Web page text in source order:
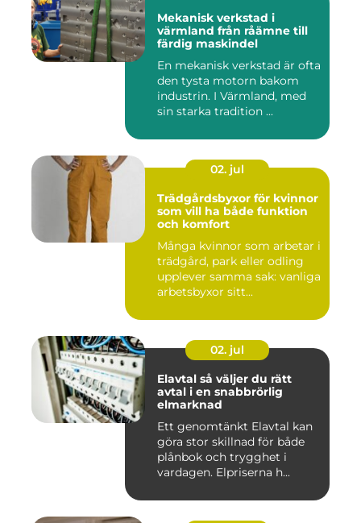
Mekanisk verkstad i
värmland från råämne till
färdig maskindel
En mekanisk verkstad är ofta
den tysta motorn bakom
industrin. I Värmland, med
sin starka tradition ...
02. jul
Trädgårdsbyxor för kvinnor
som vill ha både funktion
och komfort
Många kvinnor som arbetar i
trädgård, park eller odling
upplever samma sak: vanliga
arbetsbyxor sitt...
02. jul
Elavtal så väljer du rätt
avtal i en snabbrörlig
elmarknad
Ett genomtänkt Elavtal kan
göra stor skillnad för både
plånbok och trygghet i
vardagen. Elpriserna h...